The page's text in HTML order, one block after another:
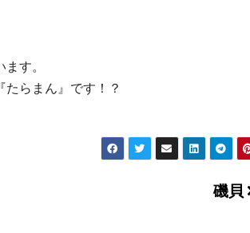
す。
らまん』です！？
磯貝